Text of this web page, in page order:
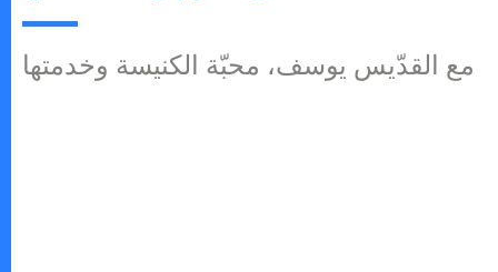
مع القدّيس يوسف، محبّة الكنيسة وخدمتها